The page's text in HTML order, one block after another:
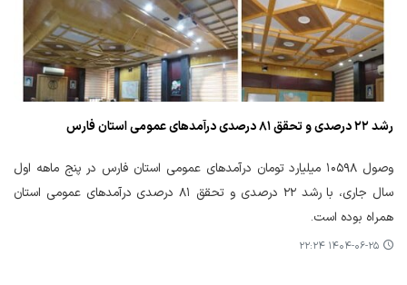
رشد ۲۲ درصدی و تحقق ۸۱ درصدی درآمدهای عمومی استان فارس
وصول ۱۰۵۹۸ میلیارد تومان درآمدهای عمومی استان فارس در پنج ماهه اول
سال جاری، با رشد ۲۲ درصدی و تحقق ۸۱ درصدی درآمدهای عمومی استان
همراه بوده است.
۱۴۰۴-۰۶-۲۵ ۲۲:۲۴